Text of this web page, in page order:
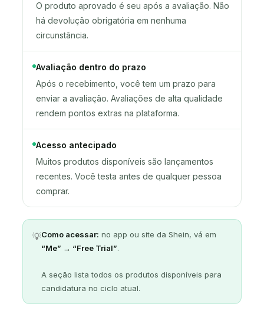
O produto aprovado é seu após a avaliação. Não
há devolução obrigatória em nenhuma
circunstância.
Avaliação dentro do prazo
Após o recebimento, você tem um prazo para
enviar a avaliação. Avaliações de alta qualidade
rendem pontos extras na plataforma.
Acesso antecipado
Muitos produtos disponíveis são lançamentos
recentes. Você testa antes de qualquer pessoa
comprar.
💡Como acessar: no app ou site da Shein, vá em
“Me” → “Free Trial”.
A seção lista todos os produtos disponíveis para
candidatura no ciclo atual.